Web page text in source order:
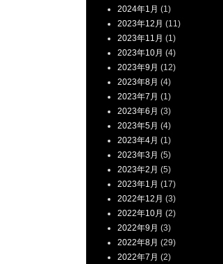
2024年1月 (1)
2023年12月 (11)
2023年11月 (1)
2023年10月 (4)
2023年9月 (12)
2023年8月 (4)
2023年7月 (1)
2023年6月 (3)
2023年5月 (4)
2023年4月 (1)
2023年3月 (5)
2023年2月 (5)
2023年1月 (17)
2022年12月 (3)
2022年10月 (2)
2022年9月 (3)
2022年8月 (29)
2022年7月 (2)